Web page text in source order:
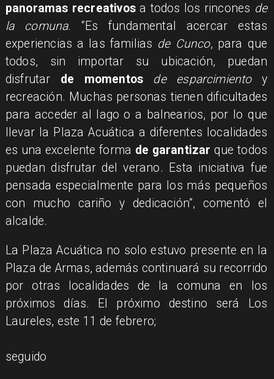
panoramas recreativosa todos los rincones de
la comuna. “Es fundamental acercar estas
experiencias a las familias de Cunco, para que
todos, sin importar su ubicación, puedan
disfrutar de momentos de esparcimientoy
recreación. Muchas personas tienen dificultades
para acceder al lago o a balnearios, por lo que
llevar la Plaza Acuática a diferentes localidades
es una excelente forma de garantizar que todos
puedan disfrutar del verano. Esta iniciativa fue
pensada especialmente para los más pequeños
con mucho cariño y dedicación”, comentó el
alcalde.
La Plaza Acuática no solo estuvo presente en la
Plazade Armas, además continuará su recorrido
por otras localidades de la comuna en los
próximos días. El próximo destino será Los
Laureles, este 11de febrero;
seguido